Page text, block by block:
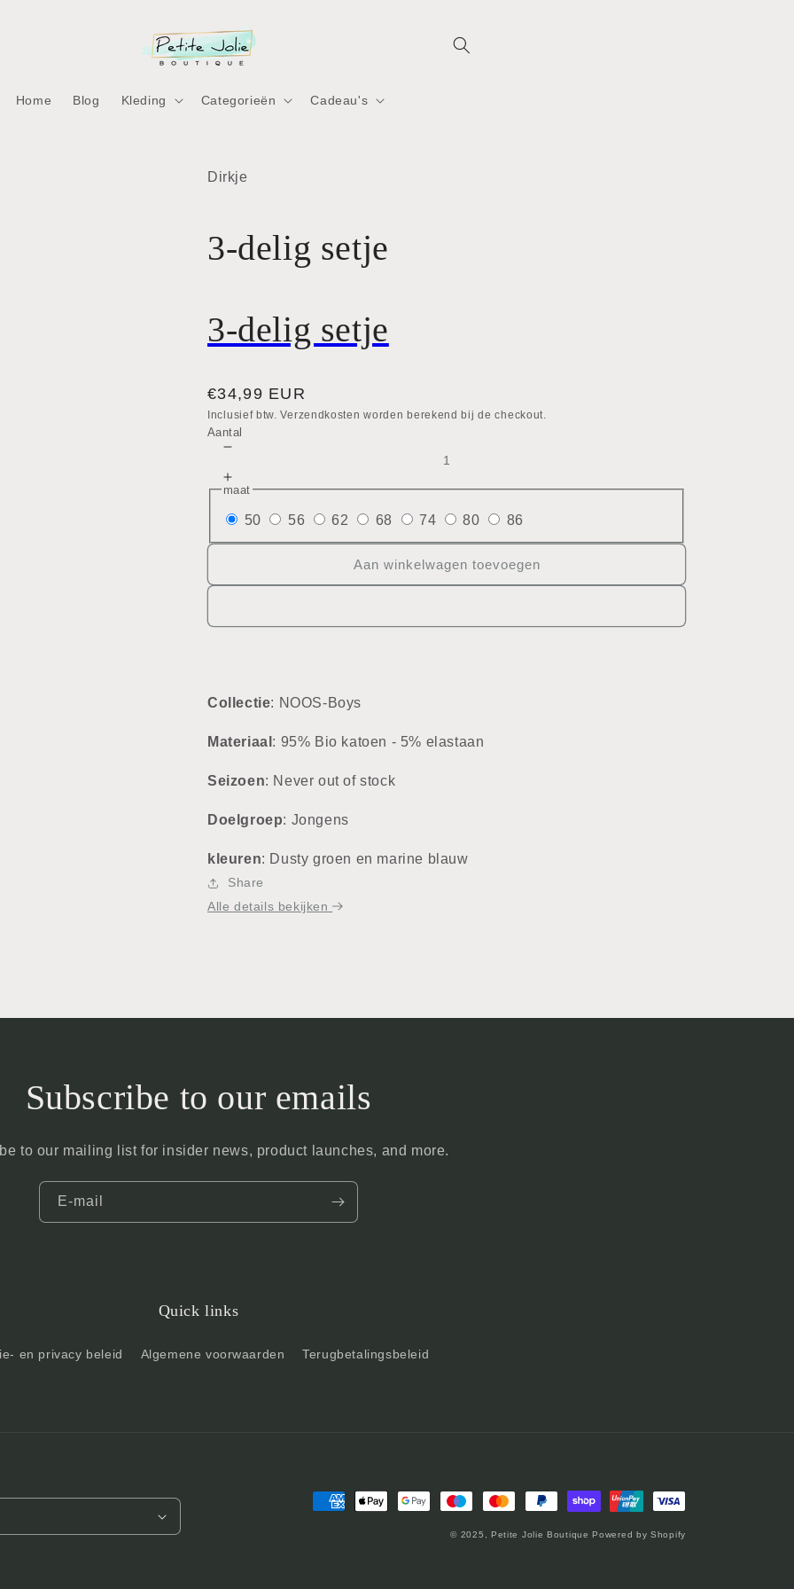
Home Blog Kleding Categorieën Cadeau's
Dirkje
3-delig setje
3-delig setje
Normale
prijs
€34,99 EUR
Inclusief btw. Verzendkosten worden berekend bij de checkout.
Aantal
verlagen
voor
3-
delig
setje
Aantal
voor
3-
maat
50 56 62 68 74 80 86
Aan winkelwagen toevoegen
Collectie: NOOS-Boys
Materiaal : 95% Bio katoen - 5% elastaan
Seizoen: Never out of stock
Doelgroep: Jongens
kleuren: Dusty groen en marine blauw
Share
Alle details bekijken
Subscribe to our emails
to our mailing list for insider news, product launches, and more.
E‑mail
Quick links
en privacy beleid Algemene voorwaarden Terugbetalingsbeleid
Betaalmethoden
© 2025, Petite Jolie Boutique Powered by Shopify